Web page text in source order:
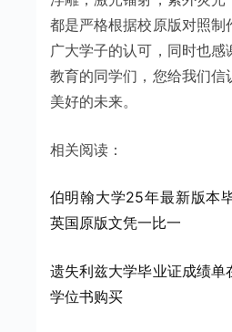
都是严格根据校原版对照制
广大学子的认可，同时也感
教育的同学们，您给我们信
美好的未来。
相关阅读：
伯明翰大学25年最新版本
英国原版文凭一比一
遗失利兹大学毕业证成绩单
学位书购买